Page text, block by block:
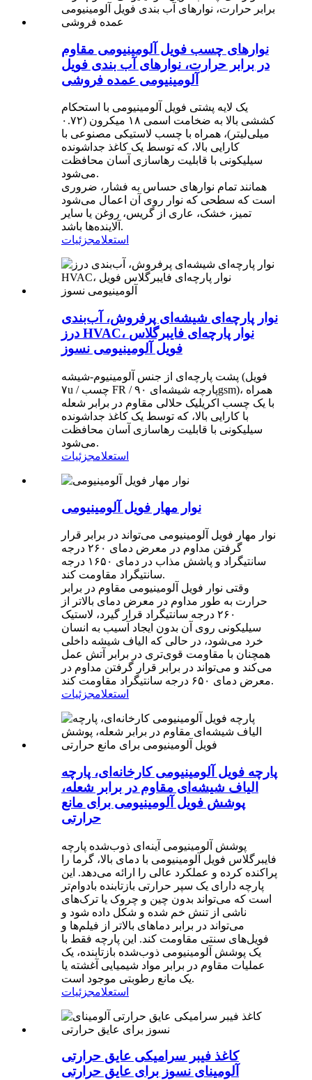
نوارهای چسب فویل آلومینیومی مقاوم
در برابر حرارت، نوارهای آب بندی فویل
آلومینیومی عمده فروشی
یک لایه پشتی فویل آلومینیومی با استحکام
کششی بالا به ضخامت اسمی ۱۸ میکرون (۰.۷۲
میلی‌لیتر)، همراه با چسب لاستیکی مصنوعی با
کارایی بالا، که توسط یک کاغذ جداشونده
سیلیکونی با قابلیت رهاسازی آسان محافظت
می‌شود.
همانند تمام نوارهای حساس به فشار، ضروری
است که سطحی که نوار روی آن اعمال می‌شود
تمیز، خشک، عاری از گریس، روغن یا سایر
آلاینده‌ها باشد.
استعلامجزئیات
نوار پارچه‌ای شیشه‌ای پرفروش، آب‌بندی
درز HVAC، نوار پارچه‌ای فایبرگلاس
فویل آلومینیومی نسوز
پشت پارچه‌ای از جنس آلومینیوم-شیشه (فویل
۷u / چسب FR / پارچه شیشه‌ای ۹۰gsm)، همراه
با یک چسب اکریلیک حلالی مقاوم در برابر شعله
با کارایی بالا، که توسط یک کاغذ جداشونده
سیلیکونی با قابلیت رهاسازی آسان محافظت
می‌شود.
استعلامجزئیات
نوار مهار فویل آلومینیومی
نوار مهار فویل آلومینیومی می‌تواند در برابر قرار
گرفتن مداوم در معرض دمای ۲۶۰ درجه
سانتیگراد و پاشش مذاب در دمای ۱۶۵۰ درجه
سانتیگراد مقاومت کند.
وقتی نوار فویل آلومینیومی مقاوم در برابر
حرارت به طور مداوم در معرض دمای بالاتر از
۲۶۰ درجه سانتیگراد قرار گیرد، لاستیک
سیلیکونی روی آن بدون ایجاد آسیب به انسان
خرد می‌شود، در حالی که الیاف شیشه داخلی
همچنان با مقاومت قوی‌تری در برابر آتش عمل
می‌کند و می‌تواند در برابر قرار گرفتن مداوم در
معرض دمای ۶۵۰ درجه سانتیگراد مقاومت کند.
استعلامجزئیات
پارچه فویل آلومینیومی کارخانه‌ای، پارچه
الیاف شیشه‌ای مقاوم در برابر شعله،
پوشش فویل آلومینیومی برای مانع
حرارتی
پوشش آلومینیومی آینه‌ای ذوب‌شده پارچه
فایبرگلاس فویل آلومینیومی با دمای بالا، گرما را
پراکنده کرده و عملکرد عالی را ارائه می‌دهد. این
پارچه دارای یک سپر حرارتی بازتابنده بادوام‌تر
است که می‌تواند بدون چین و چروک یا ترک‌های
ناشی از تنش خم شده و شکل داده شود و
می‌تواند در برابر دماهای بالاتر از فیلم‌ها و
فویل‌های سنتی مقاومت کند. این پارچه فقط با
یک پوشش آلومینیومی ذوب‌شده بازتابنده، یک
عملیات مقاوم در برابر مواد شیمیایی آغشته یا
یک مانع رطوبتی موجود است.
استعلامجزئیات
کاغذ فیبر سرامیکی عایق حرارتی
آلومینای نسوز برای عایق حرارتی